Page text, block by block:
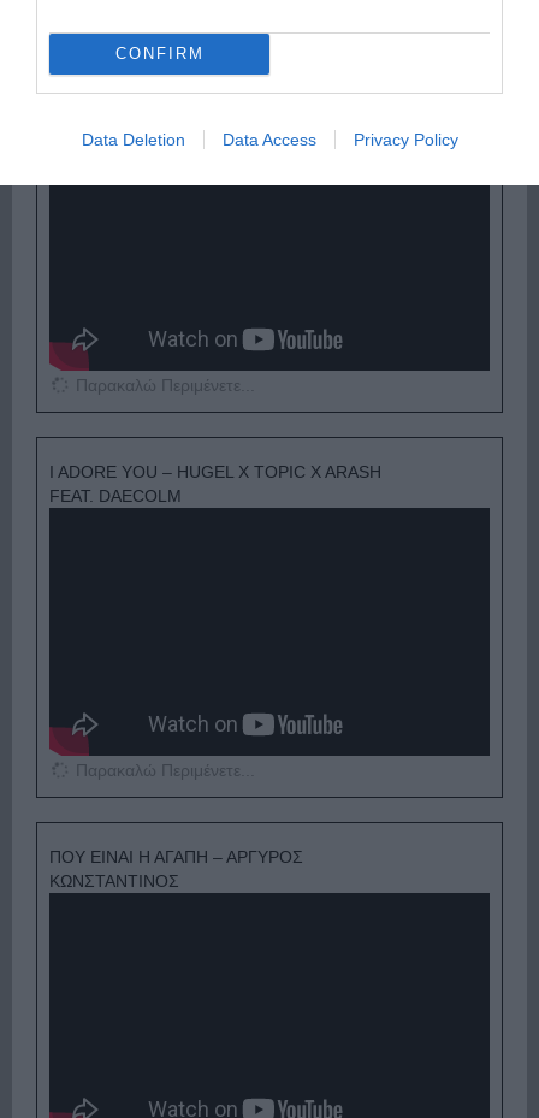
CONFIRM
Data Deletion Data Access Privacy Policy
Παρακαλώ Περιμένετε...
I ADORE YOU – HUGEL X TOPIC X ARASH
FEAT. DAECOLM
Παρακαλώ Περιμένετε...
ΠΟΥ ΕΙΝΑΙ Η ΑΓΑΠΗ – ΑΡΓΥΡΟΣ
ΚΩΝΣΤΑΝΤΙΝΟΣ